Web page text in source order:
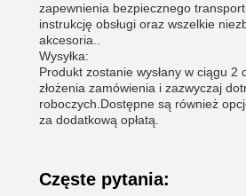
zapewnienia bezpiecznego
instrukcję obsługi oraz wszelkie
akcesoria..
Wysyłka:
Produkt zostanie wysłany w ciągu 2
złożenia zamówienia i zazwyczaj
roboczych.Dostępne są również
za dodatkową opłatą.
Częste pytania: